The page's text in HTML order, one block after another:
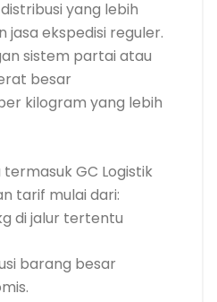
yang lebih
jasa ekspedisi reguler.
sistem partai atau
besar
kilogram yang lebih
GC Logistik
tarif mulai dari:
di jalur tertentu
barang besar